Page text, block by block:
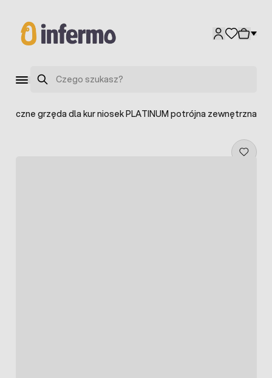
Szukaj
grzęda dla kur niosek PLATINUM potrójna zewnętrzna